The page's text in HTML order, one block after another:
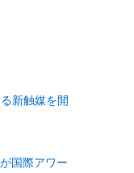
新触媒を開
国際アワー